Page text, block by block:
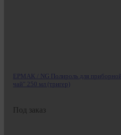
ЕРМАК / NG Полироль для приборной
чай" 250 мл (тригер)
Под заказ